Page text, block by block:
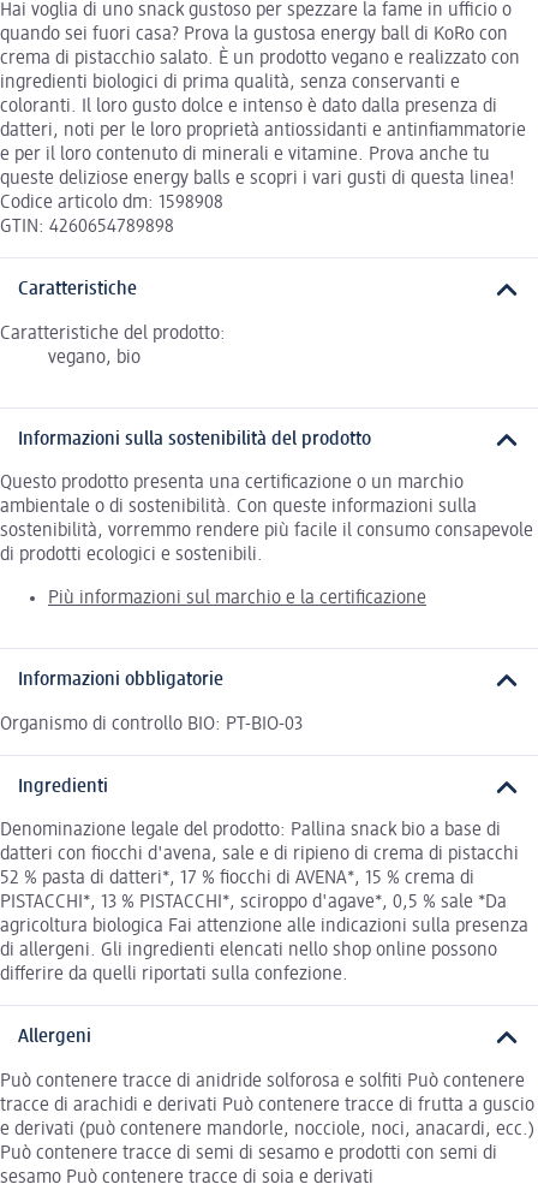
Hai voglia di uno snack gustoso per spezzare la fame in ufficio o
quando sei fuori casa? Prova la gustosa energy ball di KoRo con
crema di pistacchio salato. È un prodotto vegano e realizzato con
ingredienti biologici di prima qualità, senza conservanti e
coloranti. Il loro gusto dolce e intenso è dato dalla presenza di
datteri, noti per le loro proprietà antiossidanti e antinfiammatorie
e per il loro contenuto di minerali e vitamine. Prova anche tu
queste deliziose energy balls e scopri i vari gusti di questa linea!
Codice articolo dm: 1598908
GTIN: 4260654789898
Caratteristiche
Caratteristiche del prodotto:
vegano, bio
Informazioni sulla sostenibilità del prodotto
Questo prodotto presenta una certificazione o un marchio
ambientale o di sostenibilità. Con queste informazioni sulla
sostenibilità, vorremmo rendere più facile il consumo consapevole
di prodotti ecologici e sostenibili.
Più informazioni sul marchio e la certificazione
Informazioni obbligatorie
Organismo di controllo BIO: PT-BIO-03
Ingredienti
Denominazione legale del prodotto: Pallina snack bio a base di
datteri con fiocchi d'avena, sale e di ripieno di crema di pistacchi
52 % pasta di datteri*, 17 % fiocchi di AVENA*, 15 % crema di
PISTACCHI*, 13 % PISTACCHI*, sciroppo d'agave*, 0,5 % sale *Da
agricoltura biologica Fai attenzione alle indicazioni sulla presenza
di allergeni. Gli ingredienti elencati nello shop online possono
differire da quelli riportati sulla confezione.
Allergeni
Può contenere tracce di anidride solforosa e solfiti Può contenere
tracce di arachidi e derivati Può contenere tracce di frutta a guscio
e derivati (può contenere mandorle, nocciole, noci, anacardi, ecc.)
Può contenere tracce di semi di sesamo e prodotti con semi di
sesamo Può contenere tracce di soia e derivati